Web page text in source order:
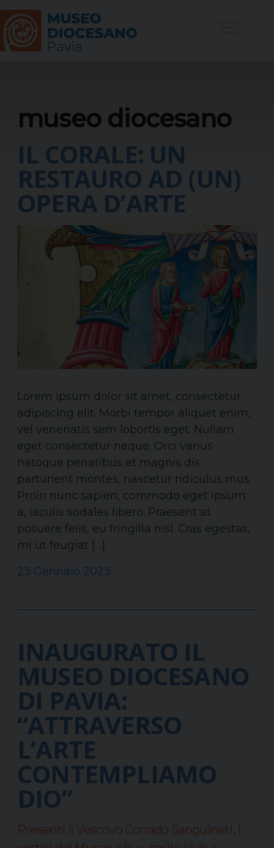
Skip
to
content
museo diocesano
IL CORALE: UN
RESTAURO AD (UN)
OPERA D’ARTE
Lorem ipsum dolor sit amet, consectetur
adipiscing elit. Morbi tempor aliquet enim,
vel venenatis sem lobortis eget. Nullam
eget consectetur neque. Orci varius
natoque penatibus et magnis dis
parturient montes, nascetur ridiculus mus.
Proin nunc sapien, commodo eget ipsum
a, iaculis sodales libero. Praesent at
posuere felis, eu fringilla nisl. Cras egestas,
mi ut feugiat […]
23 Gennaio 2023
INAUGURATO IL
MUSEO DIOCESANO
DI PAVIA:
“ATTRAVERSO
L’ARTE
CONTEMPLIAMO
DIO”
Presenti il Vescovo Corrado Sanguineti, i